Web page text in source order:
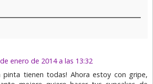
enero de 2014 a las 13:32
pinta tienen todas! Ahora estoy con gripe,